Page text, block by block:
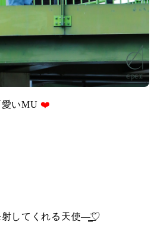
いMU ❤️
射してくれる天使—̳͟͞͞♡